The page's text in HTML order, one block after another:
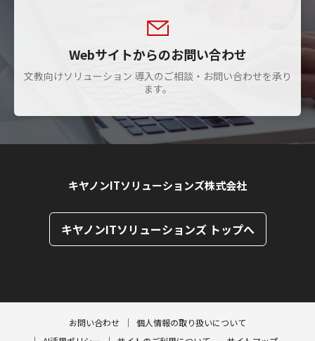
Webサイトからのお問い合わせ
文教向けソリューション 導入のご相談・お問い合わせを承り
ます。
キヤノンITソリューションズ株式会社
キヤノンITソリューションズ トップへ
お問い合わせ
個人情報の取り扱いについて